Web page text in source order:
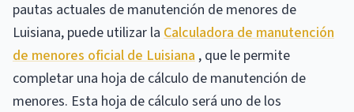
pautas actuales de manutención de menores de
Luisiana, puede utilizar la Calculadora de manutención
de menores oficial de Luisiana , que le permite
completar una hoja de cálculo de manutención de
menores. Esta hoja de cálculo será uno de los